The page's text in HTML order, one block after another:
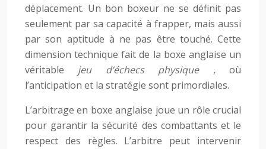
déplacement. Un bon boxeur ne se définit pas
seulement par sa capacité à frapper, mais aussi
par son aptitude à ne pas être touché. Cette
dimension technique fait de la boxe anglaise un
véritable jeu d’échecs physique , où
l’anticipation et la stratégie sont primordiales.
L’arbitrage en boxe anglaise joue un rôle crucial
pour garantir la sécurité des combattants et le
respect des règles. L’arbitre peut intervenir